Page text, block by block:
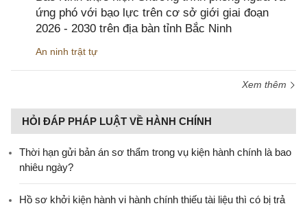
ứng phó với bạo lực trên cơ sở giới giai đoạn
2026 - 2030 trên địa bàn tỉnh Bắc Ninh
An ninh trật tự
Xem thêm
HỎI ĐÁP PHÁP LUẬT VỀ HÀNH CHÍNH
Thời hạn gửi bản án sơ thẩm trong vụ kiện hành chính là bao
nhiêu ngày?
Hồ sơ khởi kiện hành vi hành chính thiếu tài liệu thì có bị trả